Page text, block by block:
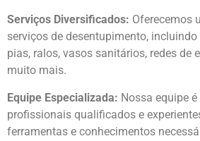
Serviços Diversificados: Oferecemos
serviços de desentupimento,
pias, ralos, vasos sanitários, redes de
muito mais.
Equipe Especializada: Nossa equipe
profissionais qualificados e
ferramentas e conhecimentos